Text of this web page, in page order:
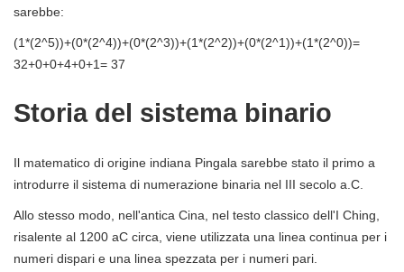
sarebbe:
(1*(2^5))+(0*(2^4))+(0*(2^3))+(1*(2^2))+(0*(2^1))+(1*(2^0))=
32+0+0+4+0+1= 37
Storia del sistema binario
Il matematico di origine indiana Pingala sarebbe stato il primo a
introdurre il sistema di numerazione binaria nel III secolo a.C.
Allo stesso modo, nell'antica Cina, nel testo classico dell'I Ching,
risalente al 1200 aC circa, viene utilizzata una linea continua per i
numeri dispari e una linea spezzata per i numeri pari.